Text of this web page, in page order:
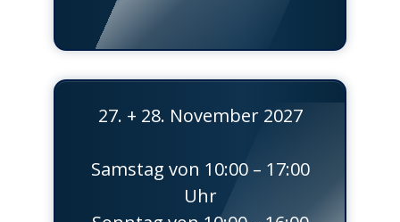
27. + 28. November 2027
Samstag von 10:00 – 17:00
Uhr